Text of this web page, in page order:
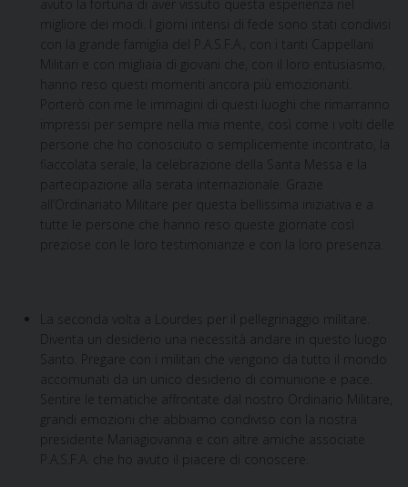
avuto la fortuna di aver vissuto questa esperienza nel
migliore dei modi. I giorni intensi di fede sono stati condivisi
con la grande famiglia del P.A.S.F.A., con i tanti Cappellani
Militari e con migliaia di giovani che, con il loro entusiasmo,
hanno reso questi momenti ancora più emozionanti.
Porterò con me le immagini di questi luoghi che rimarranno
impressi per sempre nella mia mente, così come i volti delle
persone che ho conosciuto o semplicemente incontrato, la
fiaccolata serale, la celebrazione della Santa Messa e la
partecipazione alla serata internazionale. Grazie
all’Ordinariato Militare per questa bellissima iniziativa e a
tutte le persone che hanno reso queste giornate così
preziose con le loro testimonianze e con la loro presenza.
La seconda volta a Lourdes per il pellegrinaggio militare.
Diventa un desiderio una necessità andare in questo luogo
Santo. Pregare con i militari che vengono da tutto il mondo
accomunati da un unico desiderio di comunione e pace.
Sentire le tematiche affrontate dal nostro Ordinario Militare,
grandi emozioni che abbiamo condiviso con la nostra
presidente Mariagiovanna e con altre amiche associate
P.A.S.F.A. che ho avuto il piacere di conoscere.